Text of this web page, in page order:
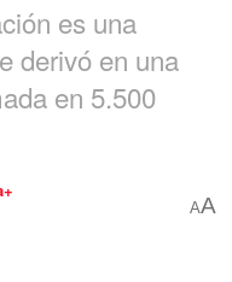
es una
derivó en una
en 5.500
AA